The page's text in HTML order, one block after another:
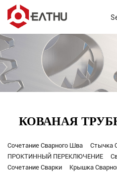
КОВАНАЯ
Сочетание Сварного Шва
Стычка
ПРОКТИННЫЙ ПЕРЕКЛЮЧЕНИЕ
Сочетание Сварки
Крышка